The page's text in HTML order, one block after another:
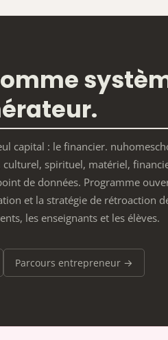
capital : le financier.
spirituel, matériel,
de données. Programme
et la stratégie de rétroaction
les enseignants et les élèves.
Parcours entrepreneur →